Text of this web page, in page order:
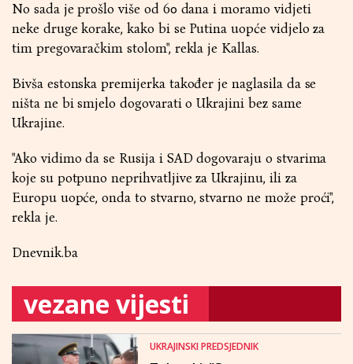
No sada je prošlo više od 60 dana i moramo vidjeti
neke druge korake, kako bi se Putina uopće vidjelo za
tim pregovaračkim stolom", rekla je Kallas.
Bivša estonska premijerka također je naglasila da se
ništa ne bi smjelo dogovarati o Ukrajini bez same
Ukrajine.
"Ako vidimo da se Rusija i SAD dogovaraju o stvarima
koje su potpuno neprihvatljive za Ukrajinu, ili za
Europu uopće, onda to stvarno, stvarno ne može proći",
rekla je.
Dnevnik.ba
vezane vijesti
UKRAJINSKI PREDSJEDNIK